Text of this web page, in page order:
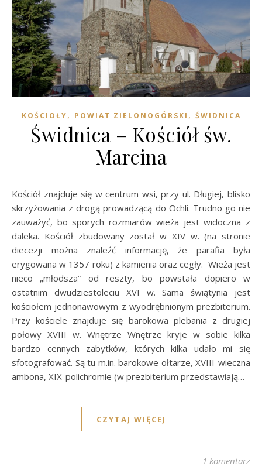
KOŚCIOŁY, POWIAT ZIELONOGÓRSKI , ŚWIDNICA
Świdnica – Kościół św.
Marcina
Kościół znajduje się w centrum wsi, przy ul. Długiej, blisko
skrzyżowania z drogą prowadzącą do Ochli. Trudno go nie
zauważyć, bo sporych rozmiarów wieża jest widoczna z
daleka. Kościół zbudowany został w XIV w. (na stronie
diecezji można znaleźć informację, że parafia była
erygowana w 1357 roku) z kamienia oraz cegły. Wieża jest
nieco „młodsza” od reszty, bo powstała dopiero w
ostatnim dwudziestoleciu XVI w. Sama świątynia jest
kościołem jednonawowym z wyodrębnionym prezbiterium.
Przy kościele znajduje się barokowa plebania z drugiej
połowy XVIII w. Wnętrze Wnętrze kryje w sobie kilka
bardzo cennych zabytków, których kilka udało mi się
sfotografować. Są tu m.in. barokowe ołtarze, XVIII-wieczna
ambona, XIX-polichromie (w prezbiterium przedstawiają…
CZYTAJ WIĘCEJ
1 komentarz